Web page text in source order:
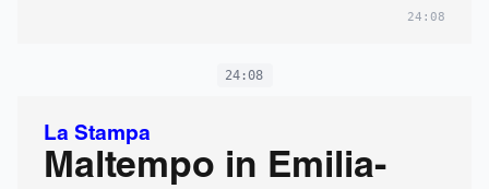
24:08
24:08
La Stampa
Maltempo in Emilia-